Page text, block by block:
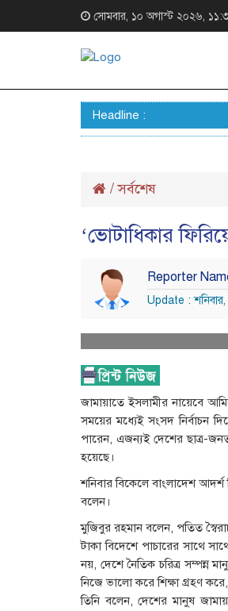
সোমবার, ১০ অগাস্ট ২০২৬,
Headline :
/সর্বশেষ
‘ভোটাধিকার
Reporter
Update :
জামায়াতে ইসলামীর নায়েবে
সময়ের মধ্যেই সংসদ নির্বাচন
পারেন, এজন্যই দেশের ছাত্র-
হয়েছে।
শনিবার বিকেলে বাংলাদেশ
বলেন।
মুজিবুর রহমান বলেন, পতিত
টাকা বিদেশে পাচারের সাথে
নয়, দেশে নৈতিক চরিত্র সম্পন্ন
নিজে ভালো করে শিক্ষা গ্রহণ
তিনি বলেন, দেশের মানুষ